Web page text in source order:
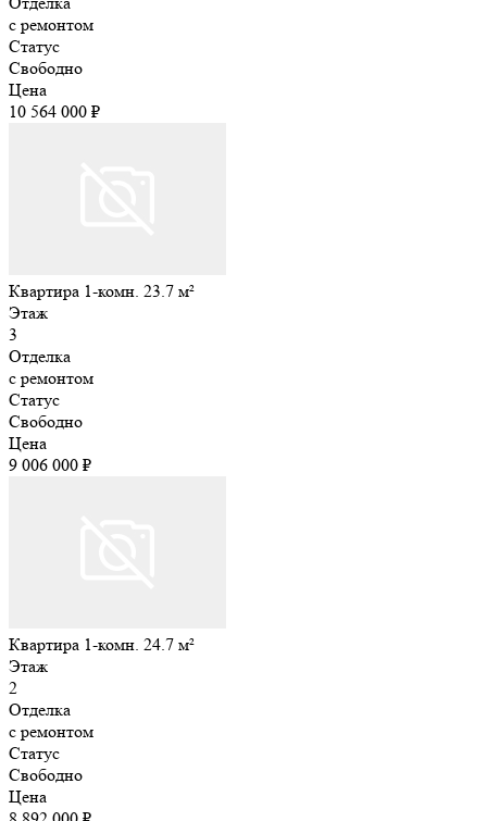
с ремонтом
Статус
Свободно
Цена
10 564 000 ₽
Квартира 1-комн. 23.7 м²
Этаж
3
Отделка
с ремонтом
Статус
Свободно
Цена
9 006 000 ₽
Квартира 1-комн. 24.7 м²
Этаж
2
Отделка
с ремонтом
Статус
Свободно
Цена